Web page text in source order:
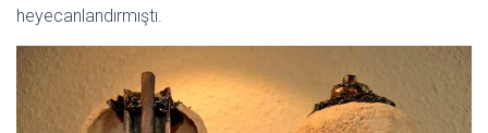
heyecanlandırmıştı.